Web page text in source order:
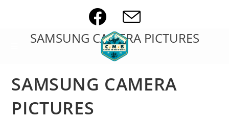
SAMSUNG CAMERA PICTURES
SAMSUNG CAMERA
PICTURES